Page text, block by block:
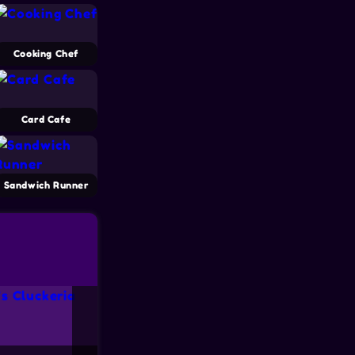
Cooking Chef
Card Cafe
Sandwich Runner